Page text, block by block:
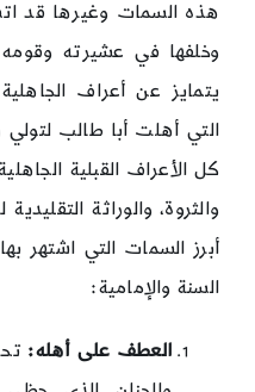
هذه السمات وغيرها قد
وخلفها في عشيرته وقومه
يتمايز عن أعراف
التي أهلت أبا طالب
كل الأعراف القبلية
والثروة، والوراثة
أبرز السمات التي اشتهر
السنة والإمامية:
العطف على أهله: